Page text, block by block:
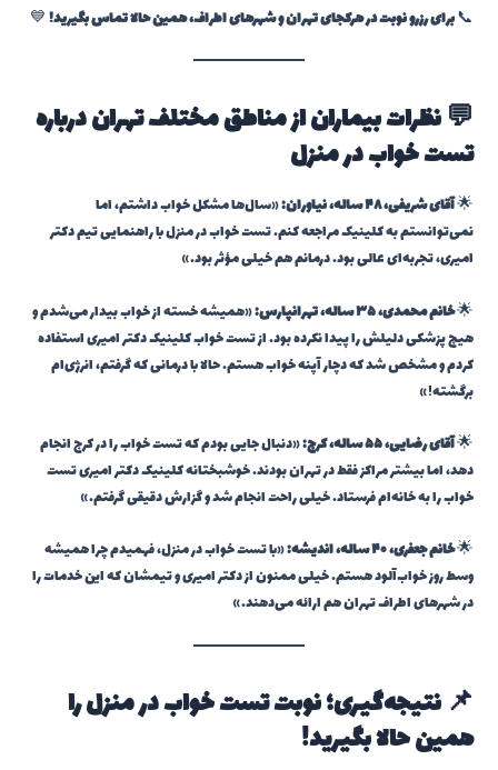
📞برای رزرو نوبت در هرکجای تهران و شهرهای اطراف، همین حالا تماس بگیرید!💙
💬 نظرات بیماران از مناطق مختلف تهران درباره
تست خواب در منزل
🌟آقای شریفی، ۴۸ ساله، نیاوران:
«سال‌ها مشکل خواب داشتم، اما
نمی‌توانستم به کلینیک مراجعه کنم. تست خواب در منزل با راهنمایی تیم دکتر
امیری، تجربه‌ای عالی بود. درمانم هم خیلی مؤثر بود.»
🌟خانم محمدی، ۳۵ ساله، تهرانپارس:
«همیشه خسته از خواب بیدار می‌شدم و
هیچ پزشکی دلیلش را پیدا نکرده بود. از تست خواب کلینیک دکتر امیری استفاده
کردم و مشخص شد که دچار آپنه خواب هستم. حالا با درمانی که گرفتم، انرژی‌ام
برگشته!»
🌟آقای رضایی، ۵۵ ساله، کرج:
«دنبال جایی بودم که تست خواب را در کرج انجام
دهد، اما بیشتر مراکز فقط در تهران بودند. خوشبختانه کلینیک دکتر امیری تست
خواب را به خانه‌ام فرستاد. خیلی راحت انجام شد و گزارش دقیقی گرفتم.»
🌟خانم جعفری، ۴۰ ساله، اندیشه:
«با تست خواب در منزل، فهمیدم چرا همیشه
وسط روز خواب‌آلود هستم. خیلی ممنون از دکتر امیری و تیمشان که این خدمات را
در شهرهای اطراف تهران هم ارائه می‌دهند.»
📌 نتیجه‌گیری؛ نوبت تست خواب در منزل را
همین حالا بگیرید!